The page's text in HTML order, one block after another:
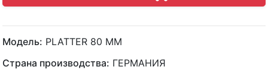
Модель: PLATTER 80 MM
Страна производства: ГЕРМАНИЯ